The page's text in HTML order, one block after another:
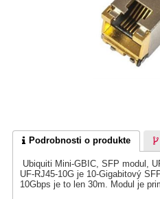
Podrobnosti o produkte
Ubiquiti Mini-GBIC, SFP modul,
UF-RJ45-10G je 10-Gigabitový
10Gbps je to len 30m. Modul je